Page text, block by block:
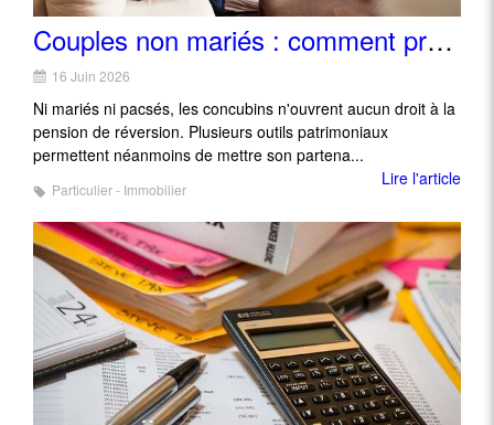
Couples non mariés : comment protéger son partenaire sans pension de réversion
16 Juin 2026
Ni mariés ni pacsés, les concubins n'ouvrent aucun droit à la
pension de réversion. Plusieurs outils patrimoniaux
permettent néanmoins de mettre son partena...
Lire l'article
Particulier - Immobilier